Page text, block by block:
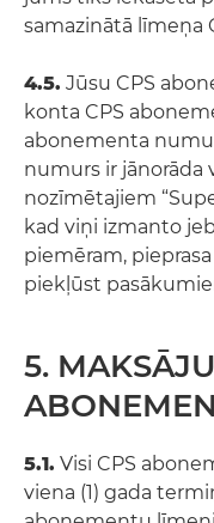
samazinātā līmeņa
4.5. Jūsu CPS
konta CPS
abonementa
numurs ir
nozīmētajiem
kad viņi izmanto
piemēram,
piekļūst
5.
5.1. Visi CPS
viena (1) gada